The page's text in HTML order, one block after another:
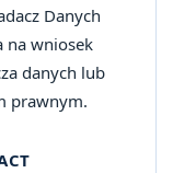
Danych
na wniosek
danych lub
prawnym.